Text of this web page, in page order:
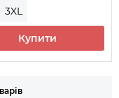
3XL
Купити